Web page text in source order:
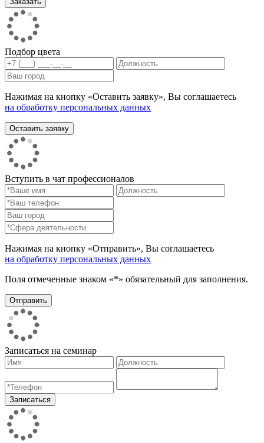
Подбор цвета
Нажимая на кнопку «Оставить заявку», Вы соглашаетесь
на обработку персональных данных
Вступить в чат профессионалов
Нажимая на кнопку «Отправить», Вы соглашаетесь
на обработку персональных данных
Поля отмеченные знаком «*» обязательный для заполнения.
Записаться на семинар